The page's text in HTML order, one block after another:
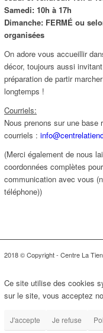
Samedi: 10h à 17h
Dimanche: FERMÉ ou
organisées
On adore vous accueillir
décor, toujours aussi
préparation de partir
longtemps !
Courriels:
Nous prenons sur une base
courriels :
(Merci également de nous
coordonnées complètes
communication avec vous
téléphone))
2018 © Copyright - Centre La
Ce site utilise des cookies
sur le site, vous acceptez
J'accepte Je refuse